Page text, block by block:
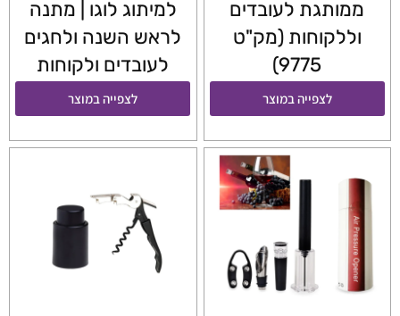
ממותגת לעובדים
וללקוחות (מק"ט
9775)
לצפייה במוצר
למיתוג לוגו | מתנה
לראש השנה ולחגים
לעובדים ולקוחות
לצפייה במוצר